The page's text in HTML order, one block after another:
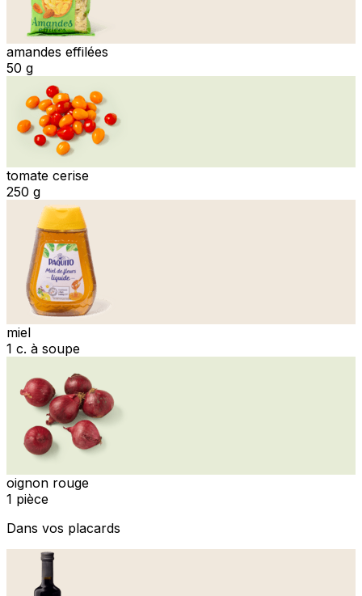
amandes effilées
50 g
tomate cerise
250 g
miel
1 c. à soupe
oignon rouge
1 pièce
Dans vos placards